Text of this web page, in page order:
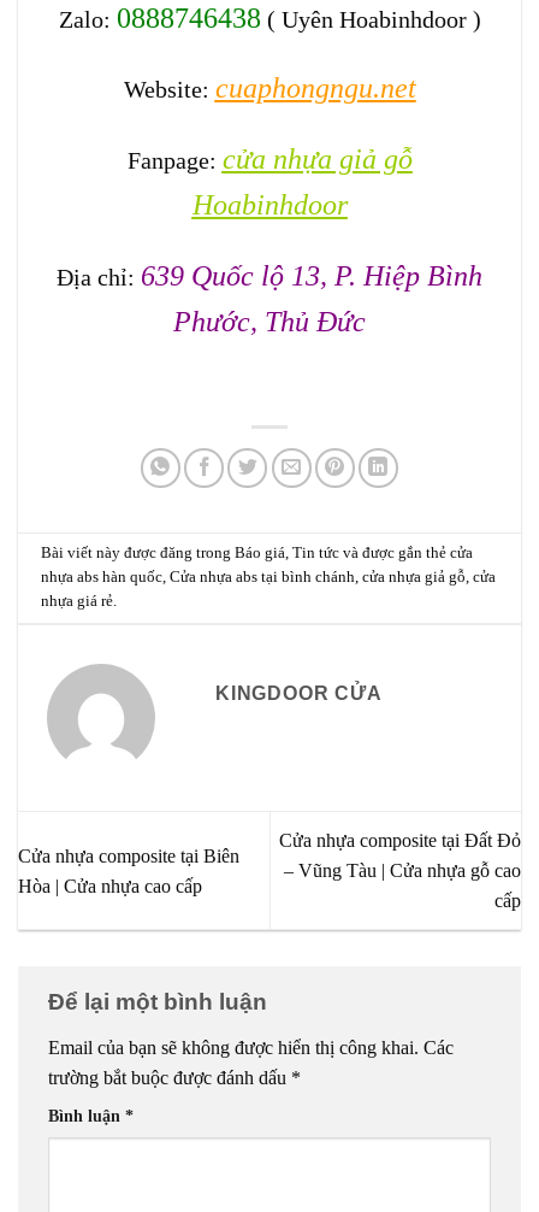
Zalo: 0888746438 ( Uyên Hoabinhdoor )
Website: cuaphongngu.net
Fanpage: cửa nhựa giả gỗ
Hoabinhdoor
Địa chỉ: 639 Quốc lộ 13, P. Hiệp Bình
Phước, Thủ Đức
Bài viết này được đăng trongBáo giá,Tin tức và được gắn thẻcửa
nhựa abs hàn quốc,Cửa nhựa abs tại bình chánh,cửa nhựa giả gỗ,cửa
nhựa giá rẻ.
KINGDOOR CỬA
Cửa nhựa composite tại Biên
Hòa | Cửa nhựa cao cấp
Cửa nhựa composite tại Đất Đỏ
– Vũng Tàu | Cửa nhựa gỗ cao
cấp
Để lại một bình luận
Email của bạn sẽ không được hiển thị công khai. Các
trường bắt buộc được đánh dấu *
Bình luận *